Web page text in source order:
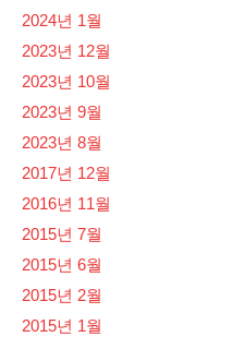
2024년 1월
2023년 12월
2023년 10월
2023년 9월
2023년 8월
2017년 12월
2016년 11월
2015년 7월
2015년 6월
2015년 2월
2015년 1월